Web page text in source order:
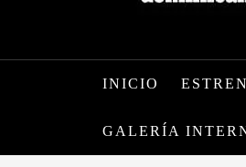
INICIO
GALERÍA